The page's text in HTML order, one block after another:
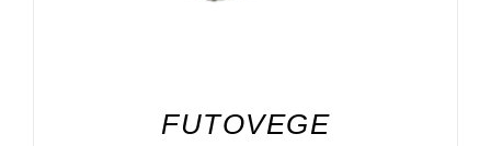
FUTOVEGE